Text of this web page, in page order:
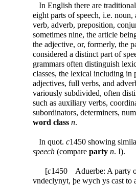
In English there are
eight parts of speech, i.e.
verb, adverb, preposition,
sometimes nine, the article
the adjective, or, formerly, the
considered a distinct part of
grammars often distinguish
classes, the lexical including in
adjectives, full verbs, and
variously subdivided, often
such as auxiliary verbs,
subordinators, determiners,
word class n.
In quot. c1450 showing
speech (compare party n. I).
[c1450 Aduerbe: A party
vndeclynyt, þe wych ys cast to